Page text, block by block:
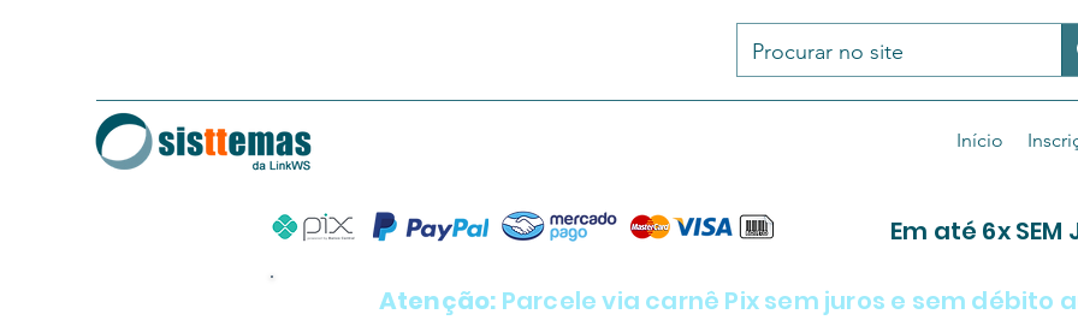
Início
Em até 6x
Atenção: Parcele via carnê Pix sem juros e sem débito